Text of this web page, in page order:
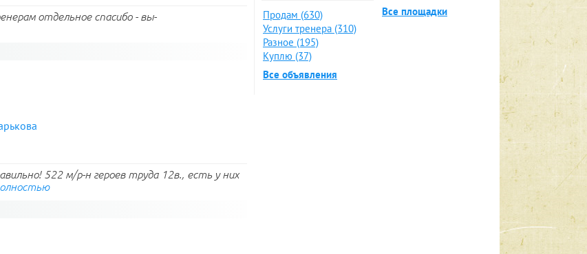
отдельное спасибо - вы-
522 м/р-н героев труда 12в., есть у них
Продам (630)
Услуги тренера (310)
Разное (195)
Куплю (37)
Все объявления
Все площадки